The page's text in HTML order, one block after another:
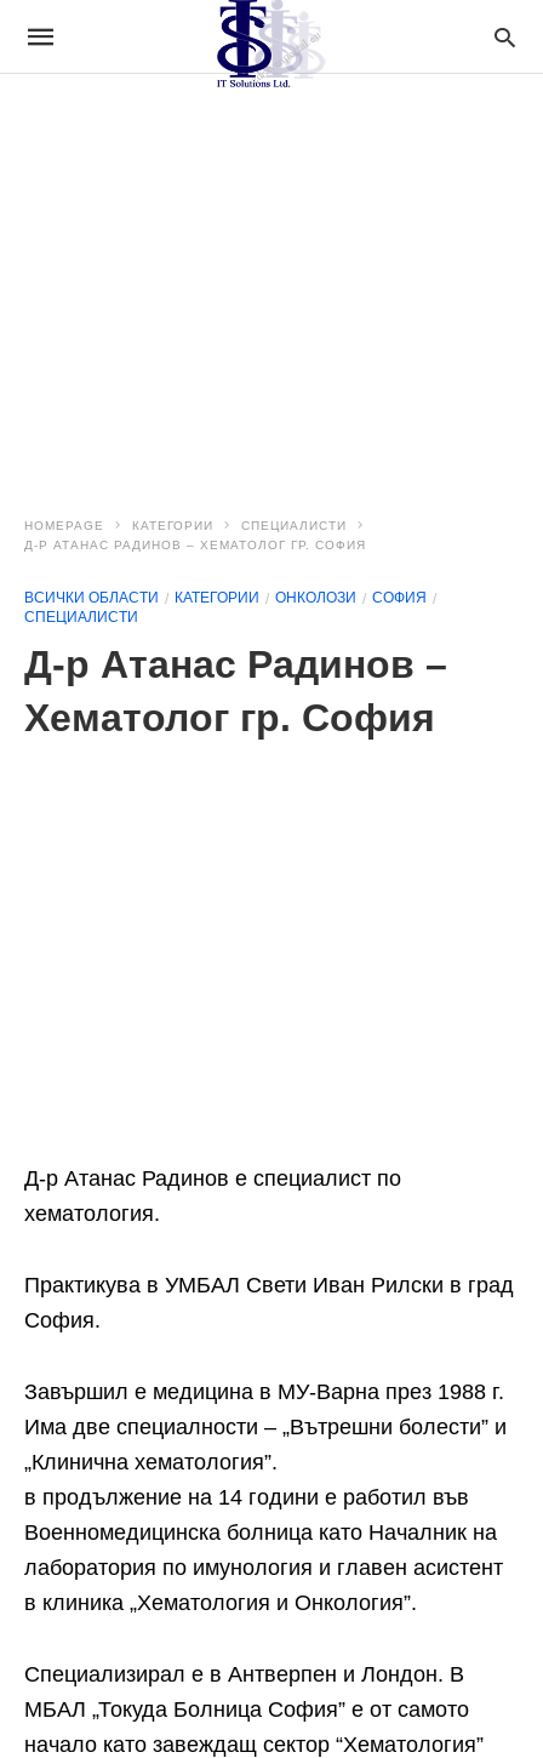
HOMEPAGE КАТЕГОРИИ
СПЕЦИАЛИСТИ
Д-Р АТАНАС РАДИНОВ – ХЕМАТОЛОГ ГР. СОФИЯ
ВСИЧКИ ОБЛАСТИ КАТЕГОРИИ ОНКОЛОЗИ
СОФИЯ
СПЕЦИАЛИСТИ
Д-р Атанас Радинов –
Хематолог гр. София
Д-р Атанас Радинов е специалист по
хематология.
Практикува в УМБАЛ Свети Иван Рилски в град
София.
Завършил е медицина в МУ-Варна през 1988 г.
Има две специалности – „Вътрешни болести” и
„Клинична хематология”.
в продължение на 14 години е работил във
Военномедицинска болница като Началник на
лаборатория по имунология и главен асистент
в клиника „Хематология и Онкология”.
Специализирал е в Антверпен и Лондон. В
МБАЛ „Токуда Болница София” е от самото
начало като завеждащ сектор “Хематология”